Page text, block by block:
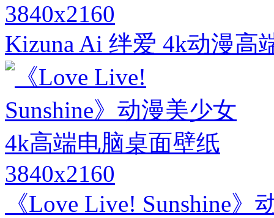
3840x2160
Kizuna Ai 绊爱 4k动漫高
3840x2160
《Love Live! Sunshine